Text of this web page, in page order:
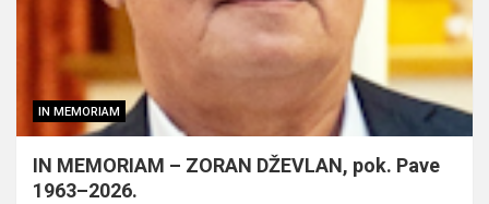
IN MEMORIAM
IN MEMORIAM – ZORAN DŽEVLAN, pok. Pave
1963–2026.